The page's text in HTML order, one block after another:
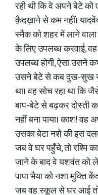
रही थी कि वे अपने बेटे
क़ैदख़ाने से कम नहीं।
स्मैक को शहर में लाने
के लिए उपलब्ध करवाई,
उपलब्ध होगी, ऐसा उसने
उसने बेटे से कब दुख-सुख
था। वह सोच रहा था कि
बाप-बेटे से बढ़कर दोस्ती
नहीं बना पाया। काश! वह
उसका बेटा नशे की इस
जब वे घर पहुँचे, तो रश्मि
जाने के बाद वे यशवंत को
पापा भैया को नशा मुक्ति
जब वह स्कूल से घर आई तो